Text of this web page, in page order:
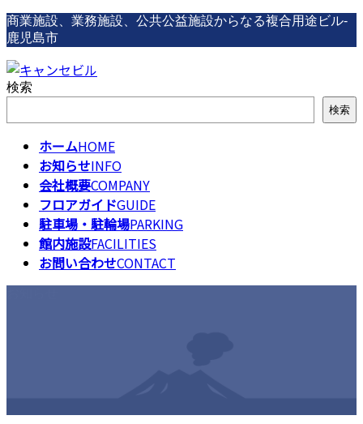
コ
ン
ン
ツ
ス
ナ
ビ
ー
シ
ン
商業施設、業務施設、公共公益施設からなる複合用途ビル-
鹿児島市
検索
検索
ホームHOME
お知らせINFO
会社概要COMPANY
フロアガイドGUIDE
駐車場・駐輪場PARKING
館内施設FACILITIES
お問い合わせCONTACT